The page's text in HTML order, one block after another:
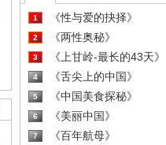
1 《性与爱的抉择》
2 《两性奥秘》
3 《上甘岭-最长的43天》
4 《舌尖上的中国》
5 《中国美食探秘》
6 《美丽中国》
7 《百年航母》